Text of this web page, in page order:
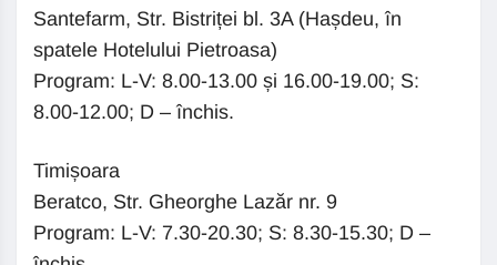
Santefarm, Str. Bistriței bl. 3A (Hașdeu, în
spatele Hotelului Pietroasa)
Program: L-V: 8.00-13.00 și 16.00-19.00; S:
8.00-12.00; D – închis.
Timișoara
Beratco, Str. Gheorghe Lazăr nr. 9
Program: L-V: 7.30-20.30; S: 8.30-15.30; D –